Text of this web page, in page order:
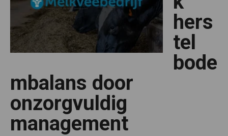
hers
tel
bode
mbalans door
onzorgvuldig
management